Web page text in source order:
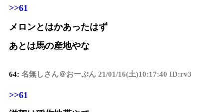
>>61
メロンとはかあったはず
あとは馬の産地やな
64: 名無しさん＠おーぷん 21/01/16(土)10:17:40 ID:rv3
>>61